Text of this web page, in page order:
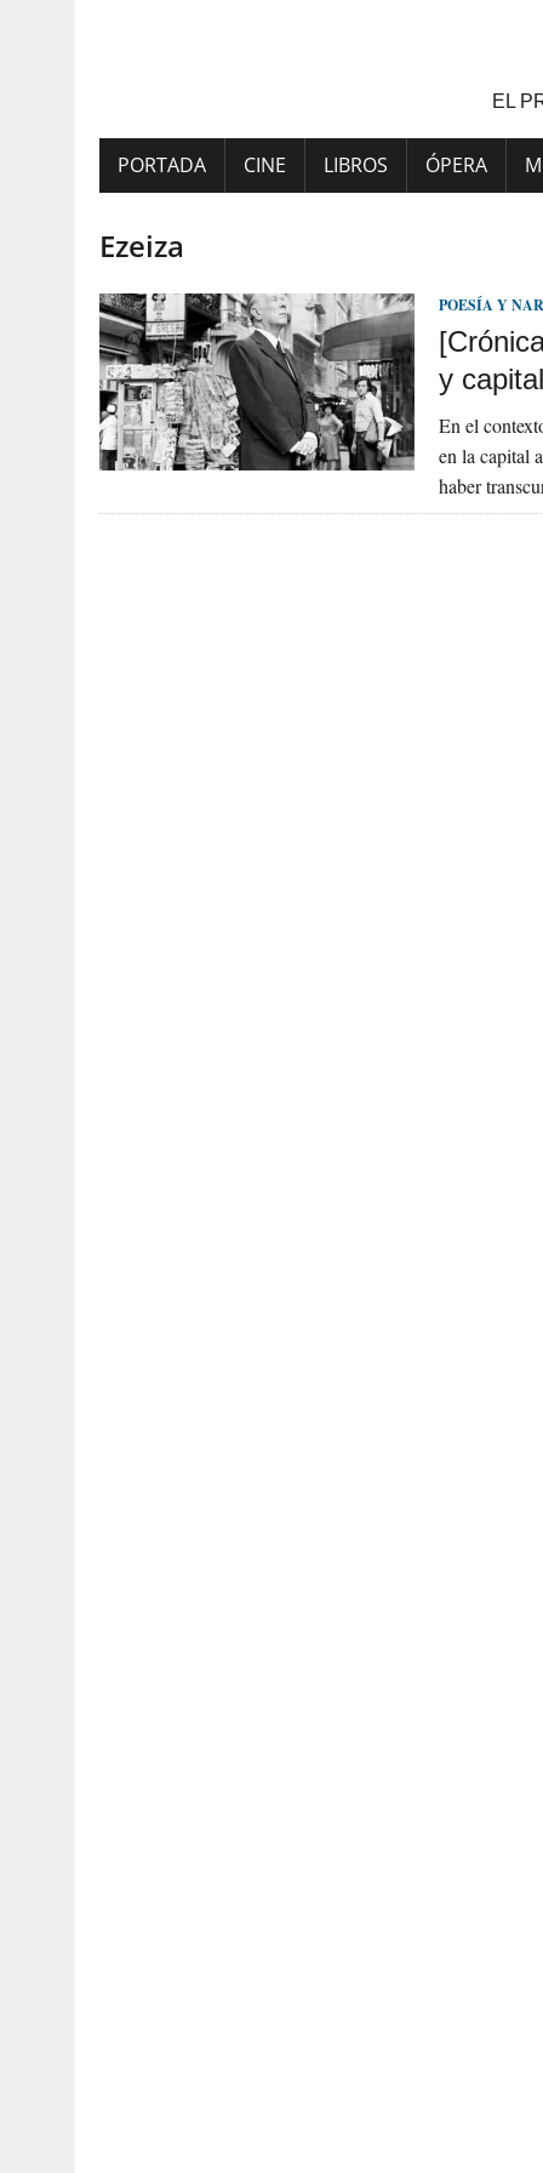
EL
PORTADA CINE LIBROS ÓPERA
Ezeiza
POESÍA Y
y
En el
en la capital
haber